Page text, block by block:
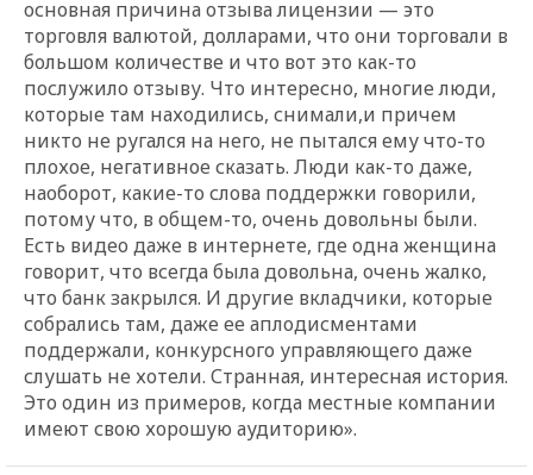
основная причина отзыва лицензии — это
торговля валютой, долларами, что они торговали в
большом количестве и что вот это как-то
послужило отзыву. Что интересно, многие люди,
которые там находились, снимали,и причем
никто не ругался на него, не пытался ему что-то
плохое, негативное сказать. Люди как-то даже,
наоборот, какие-то слова поддержки говорили,
потому что, в общем-то, очень довольны были.
Есть видео даже в интернете, где одна женщина
говорит, что всегда была довольна, очень жалко,
что банк закрылся. И другие вкладчики, которые
собрались там, даже ее аплодисментами
поддержали, конкурсного управляющего даже
слушать не хотели. Странная, интересная история.
Это один из примеров, когда местные компании
имеют свою хорошую аудиторию».